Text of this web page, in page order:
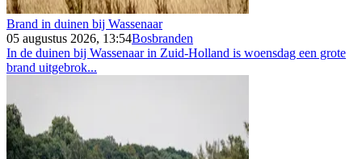
Brand in duinen bij Wassenaar
05 augustus 2026, 13:54Bosbranden
In de duinen bij Wassenaar in Zuid-Holland is woensdag een grote
brand uitgebrok...